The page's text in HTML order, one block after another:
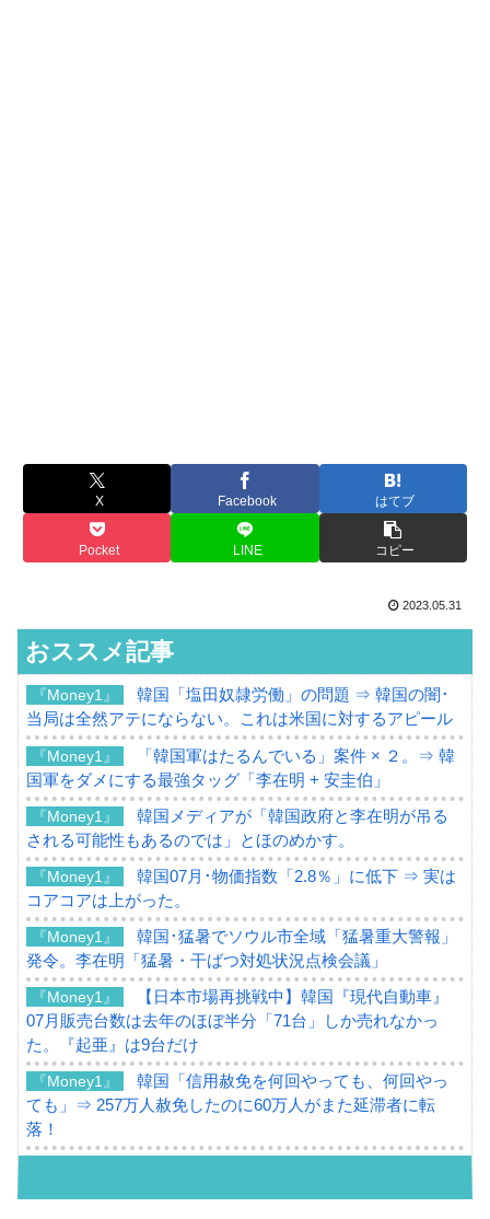
X Facebook はてブ
Pocket LINE コピー
2023.05.31
おススメ記事
『Money1』
韓国「塩田奴隷労働」の問題 ⇒ 韓国の闇･
当局は全然アテにならない。これは米国に対するアピール
『Money1』
「韓国軍はたるんでいる」案件 × ２。⇒ 韓
国軍をダメにする最強タッグ「李在明 + 安圭伯」
『Money1』
韓国メディアが「韓国政府と李在明が吊る
される可能性もあるのでは」とほのめかす。
『Money1』
韓国07月･物価指数「2.8％」に低下 ⇒ 実は
コアコアは上がった。
『Money1』
韓国･猛暑でソウル市全域「猛暑重大警報」
発令。李在明「猛暑・干ばつ対処状況点検会議」
『Money1』
【日本市場再挑戦中】韓国『現代自動車』
07月販売台数は去年のほぼ半分「71台」しか売れなかっ
た。『起亜』は9台だけ
『Money1』
韓国「信用赦免を何回やっても、何回やっ
ても」⇒ 257万人赦免したのに60万人がまた延滞者に転
落！